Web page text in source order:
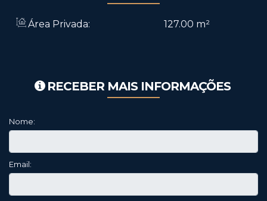
Área Privada: 127.00 m²
RECEBER MAIS INFORMAÇÕES
Nome:
Email: